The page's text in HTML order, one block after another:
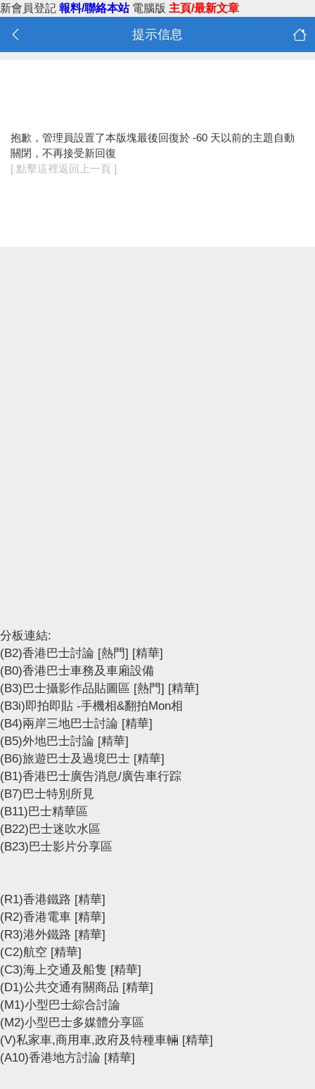
新會員登記 報料/聯絡本站 電腦版 主頁/最新文章
提示信息
抱歉，管理員設置了本版塊最後回復於 -60 天以前的主題自動
關閉，不再接受新回復
[ 點擊這裡返回上一頁 ]
分板連結:
(B2)香港巴士討論 [熱門] [精華]
(B0)香港巴士車務及車廂設備
(B3)巴士攝影作品貼圖區 [熱門] [精華]
(B3i)即拍即貼 -手機相&翻拍Mon相
(B4)兩岸三地巴士討論 [精華]
(B5)外地巴士討論 [精華]
(B6)旅遊巴士及過境巴士 [精華]
(B1)香港巴士廣告消息/廣告車行踪
(B7)巴士特別所見
(B11)巴士精華區
(B22)巴士迷吹水區
(B23)巴士影片分享區
(R1)香港鐵路 [精華]
(R2)香港電車 [精華]
(R3)港外鐵路 [精華]
(C2)航空 [精華]
(C3)海上交通及船隻 [精華]
(D1)公共交通有關商品 [精華]
(M1)小型巴士綜合討論
(M2)小型巴士多媒體分享區
(V)私家車,商用車,政府及特種車輛 [精華]
(A10)香港地方討論 [精華]